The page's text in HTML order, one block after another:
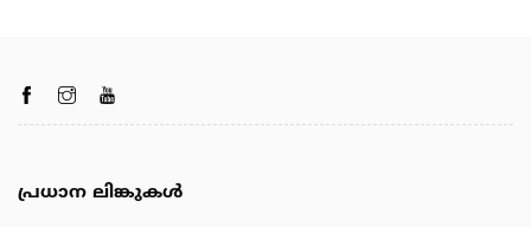
പ്രധാന ലിങ്കുകൾ